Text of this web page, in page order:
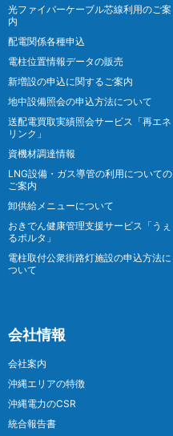
光ファイバーケーブル芯線利用のご案
内
配電関係各種申込
電柱位置情報データの販売
新増設の申込に関するご案内
地中設備照会の申込方法について
送配電買取実績照会サービス「再エネ
リンク」
資機材調達情報
LNG設備・ガス導管の利用についての
ご案内
卸供給メニューについて
おきでん健康管理支援サービス「うぇ
るポルタ」
電柱取付公衆街路灯施設の申込方法に
ついて
会社情報
会社案内
沖縄エリアの特徴
沖縄電力のCSR
統合報告書